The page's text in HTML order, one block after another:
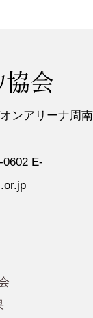
ンアリーナ周南
0602 E-